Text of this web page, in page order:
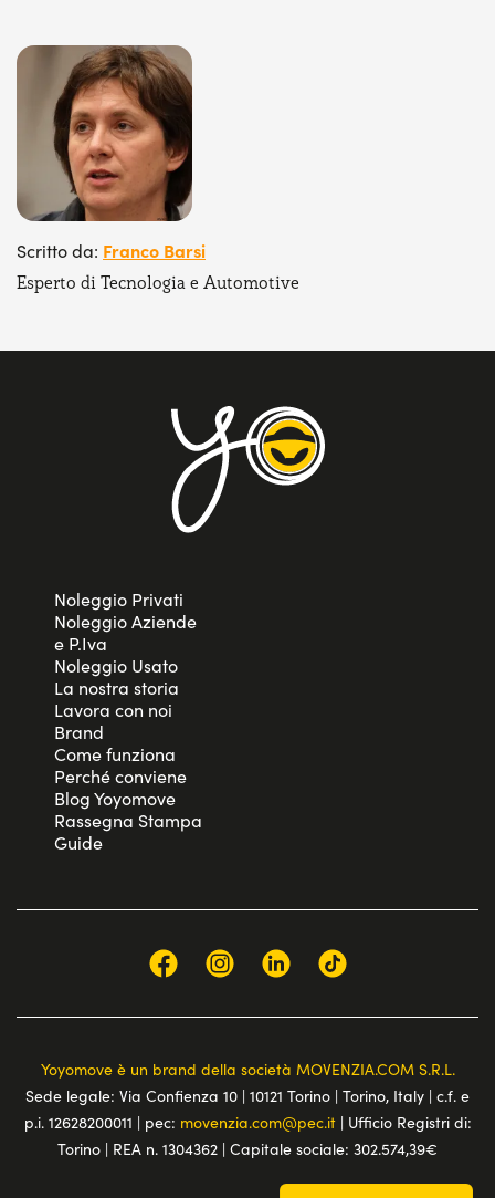
Scritto da: Franco Barsi
Esperto di Tecnologia e Automotive
Noleggio Privati
Noleggio Aziende
e P.Iva
Noleggio Usato
La nostra storia
Lavora con noi
Brand
Come funziona
Perché conviene
Blog Yoyomove
Rassegna Stampa
Guide
Yoyomove è un brand della società MOVENZIA.COM S.R.L.
Sede legale: Via Confienza 10 | 10121 Torino | Torino, Italy | c.f. e
p.i. 12628200011 | pec: movenzia.com@pec.it| Ufficio Registri di:
Torino | REA n. 1304362 | Capitale sociale: 302.574,39€